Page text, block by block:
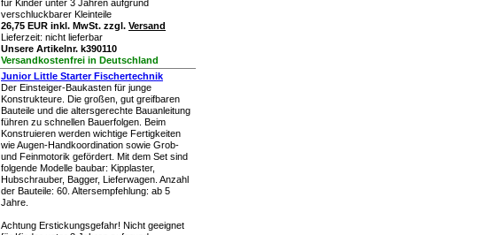
für Kinder unter 3 Jahren aufgrund
verschluckbarer Kleinteile
26,75 EUR inkl. MwSt. zzgl. Versand
Lieferzeit: nicht lieferbar
Unsere Artikelnr. k390110
Versandkostenfrei in Deutschland
Junior Little Starter Fischertechnik
Der Einsteiger-Baukasten für junge
Konstrukteure. Die großen, gut greifbaren
Bauteile und die altersgerechte Bauanleitung
führen zu schnellen Bauerfolgen. Beim
Konstruieren werden wichtige Fertigkeiten
wie Augen-Handkoordination sowie Grob-
und Feinmotorik gefördert. Mit dem Set sind
folgende Modelle baubar: Kipplaster,
Hubschrauber, Bagger, Lieferwagen. Anzahl
der Bauteile: 60. Altersempfehlung: ab 5
Jahre.
Achtung Erstickungsgefahr! Nicht geeignet